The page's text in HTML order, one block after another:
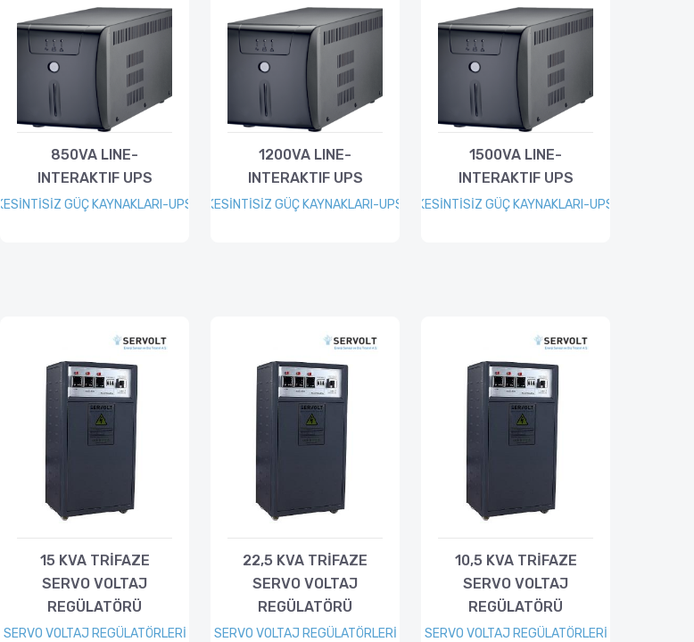
850VA LINE-
INTERAKTIF UPS
KESİNTİSİZ GÜÇ KAYNAKLARI-UPS
1200VA LINE-
INTERAKTIF UPS
KESİNTİSİZ GÜÇ KAYNAKLARI-UPS
1500VA LINE-
INTERAKTIF UPS
KESİNTİSİZ GÜÇ KAYNAKLARI-UPS
15 KVA TRİFAZE
SERVO VOLTAJ
REGÜLATÖRÜ
SERVO VOLTAJ REGÜLATÖRLERİ
22,5 KVA TRİFAZE
SERVO VOLTAJ
REGÜLATÖRÜ
SERVO VOLTAJ REGÜLATÖRLERİ
10,5 KVA TRİFAZE
SERVO VOLTAJ
REGÜLATÖRÜ
SERVO VOLTAJ REGÜLATÖRLERİ